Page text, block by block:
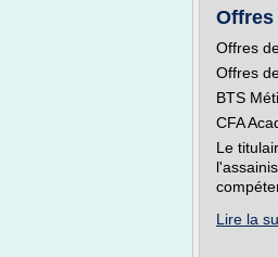
Offres
Offres
Offres
BTS
CFA
Le
Lire la